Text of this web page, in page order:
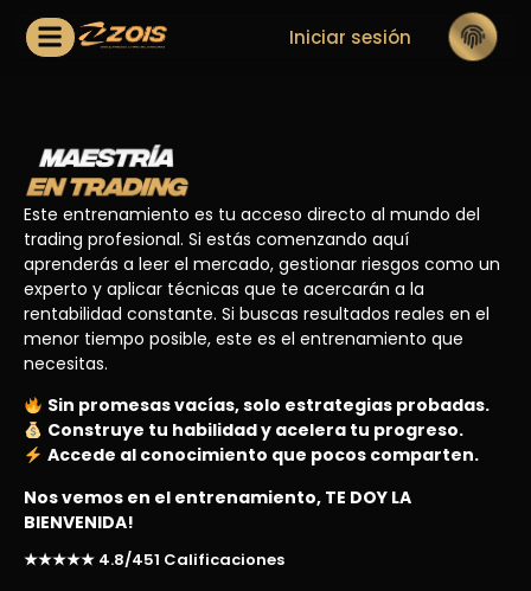
Iniciar sesión
Este entrenamiento es tu acceso directo al mundo del
trading profesional. Si estás comenzando aquí
aprenderás a leer el mercado, gestionar riesgos como un
experto y aplicar técnicas que te acercarán a la
rentabilidad constante. Si buscas resultados reales en el
menor tiempo posible, este es el entrenamiento que
necesitas.
Sin promesas vacías, solo estrategias probadas.
Construye tu habilidad y acelera tu progreso.
Accede al conocimiento que pocos comparten.
Nos vemos en el entrenamiento, TE DOY LA
BIENVENIDA!
★★★★★ 4.8/451 Calificaciones